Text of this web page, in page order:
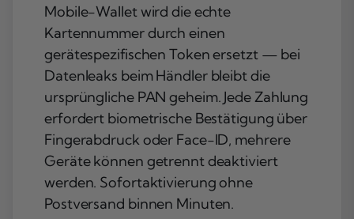
Mobile-Wallet wird die echte
Kartennummer durch einen
gerätespezifischen Token ersetzt — bei
Datenleaks beim Händler bleibt die
ursprüngliche PAN geheim. Jede Zahlung
erfordert biometrische Bestätigung über
Fingerabdruck oder Face-ID, mehrere
Geräte können getrennt deaktiviert
werden. Sofortaktivierung ohne
Postversand binnen Minuten.